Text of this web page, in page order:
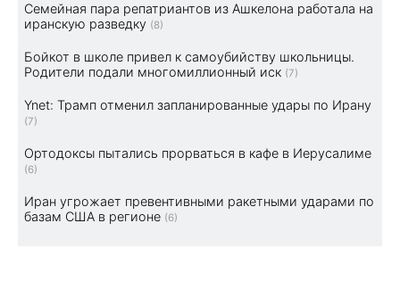
Семейная пара репатриантов из Ашкелона работала на
иранскую разведку (8)
Бойкот в школе привел к самоубийству школьницы.
Родители подали многомиллионный иск (7)
Ynet: Трамп отменил запланированные удары по Ирану
(7)
Ортодоксы пытались прорваться в кафе в Иерусалиме
(6)
Иран угрожает превентивными ракетными ударами по
базам США в регионе (6)